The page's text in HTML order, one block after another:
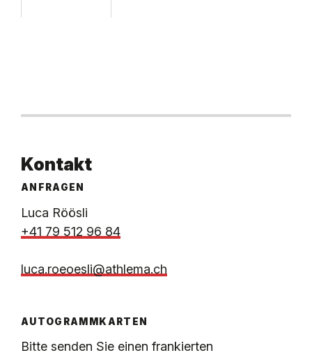
Kontakt
ANFRAGEN
Luca Röösli
+41 79 512 96 84
luca.roeoesli@athlema.ch
AUTOGRAMMKARTEN
Bitte senden Sie einen frankierten